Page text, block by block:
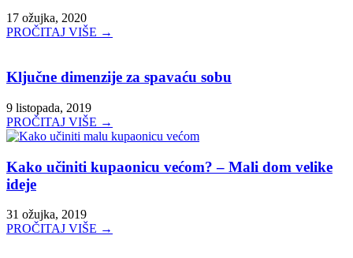
17 ožujka, 2020
PROČITAJ VIŠE →
Ključne dimenzije za spavaću sobu
9 listopada, 2019
PROČITAJ VIŠE →
Kako učiniti kupaonicu većom? – Mali dom velike
ideje
31 ožujka, 2019
PROČITAJ VIŠE →